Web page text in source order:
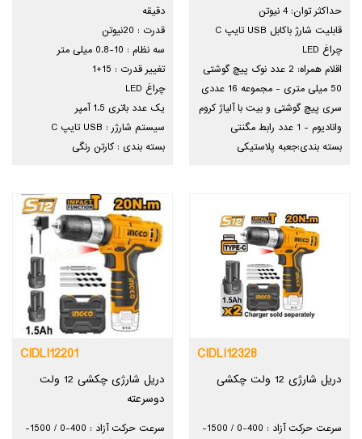
حداکثر توان: 4 نیوتن
قابلیت شارژ باکابل USB تایپ C
چراغ LED
اقلام همراه: 2 عدد نوک پیچ گوشتی
50 میلی متری - مجموعه 16 عددی
سری پیچ گوشتی و بیت با آلیاژ کروم
وانادیوم - 1 عدد رابط مگنتی
بسته بندی:جعبه پلاستیکی
دقیقه
قدرت : 20نیوتن
سه نظام : 10-0.8 میلی متر
تغییر قدرت : 15+1
چراغ LED
یک عدد باتری 1.5 آمپر
سیستم شارژر : USB تایپ C
بسته بندی : کارتن رنگی
CIDLI12328
دریل شارژی 12 ولت چکشی
سرعت حرکت آزاد : 400-0 / 1500-
CIDLI12201
دریل شارژی چکشی 12 ولت
دوسرعته
سرعت حرکت آزاد : 400-0 / 1500-